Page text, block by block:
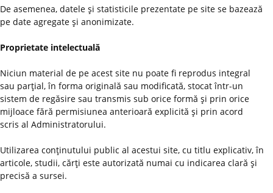
De asemenea, datele şi statisticile prezentate pe site se bazează
pe date agregate şi anonimizate.
Proprietate intelectuală
Niciun material de pe acest site nu poate fi reprodus integral
sau parţial, în forma originală sau modificată, stocat într-un
sistem de regăsire sau transmis sub orice formă şi prin orice
mijloace fără permisiunea anterioară explicită şi prin acord
scris al Administratorului.
Utilizarea conţinutului public al acestui site, cu titlu explicativ, în
articole, studii, cărţi este autorizată numai cu indicarea clară şi
precisă a sursei.